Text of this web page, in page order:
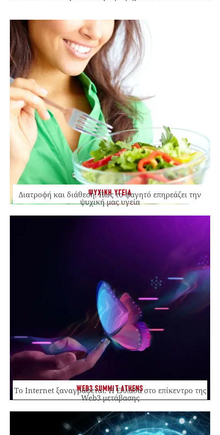
ΨΥΧΙΚΗ ΥΓΕΙΑ
Διατροφή και διάθεση: Πώς το φαγητό επηρεάζει την
ψυχική μας υγεία
WEB3 SUMMIT ATHENS
Το Internet ξαναγράφεται. Η Ελλάδα στο επίκεντρο της
Web3 μετάβασης